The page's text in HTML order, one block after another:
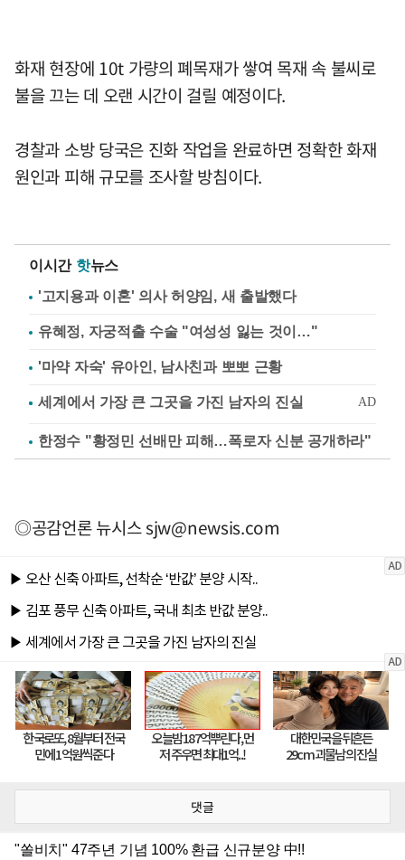
화재 현장에 10t 가량의 폐목재가 쌓여 목재 속 불씨로
불을 끄는 데 오랜 시간이 걸릴 예정이다.
경찰과 소방 당국은 진화 작업을 완료하면 정확한 화재
원인과 피해 규모를 조사할 방침이다.
이시간 핫뉴스
'고지용과 이혼' 의사 허양임, 새 출발했다
유혜정, 자궁적출 수술 "여성성 잃는 것이…"
'마약 자숙' 유아인, 남사친과 뽀뽀 근황
한정수 "황정민 선배만 피해…폭로자 신분 공개하라"
◎공감언론 뉴시스sjw@newsis.com
댓글